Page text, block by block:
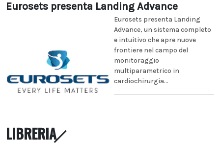
Eurosets presenta Landing Advance
Eurosets presenta Landing
Advance, un sistema completo
e intuitivo che apre nuove
frontiere nel campo del
monitoraggio
multiparametrico in
cardiochirurgia...
LIBRERIA